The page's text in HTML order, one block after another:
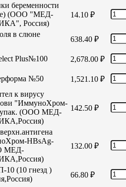
беременности
(ООО "МЕД-
Россия)
14.10 ₽
в слюне
638.40 ₽
Plus№100 2,678.00 ₽
№50 1,521.10 ₽
к вирусу
"ИммуноХром-
упак. (ООО МЕД-
142.50 ₽
HBsAg-
МЕД-
132.00 ₽
(10 гнезд )
66.80 ₽